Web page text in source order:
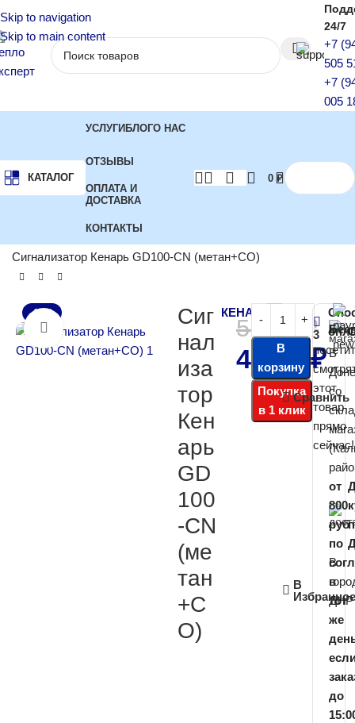
Skip to navigation
Skip to main content
24/7
+7
505
+7
005
КАТАЛОГ
УСЛУГИБЛОГО НАС
ОТЗЫВЫ
ОПЛАТА И
ДОСТАВКА
КОНТАКТЫ
0 ₽
Сигнализатор Кенарь GD100-CN (метан+СО)
-15%
Нажмите, чтобы увеличить
Сиг
нал
иза
тор
Кен
арь
GD
100
-CN
(ме
тан
+С
О)
КЕНАРЬ
5 280₽
4 500₽
В
корзину
Покупка
в 1 клик
Сравнить
В
3
этот
товар
прямо
сейчас!
В
со
В
ДНР
от
800
руб
по
в
тот
же
до